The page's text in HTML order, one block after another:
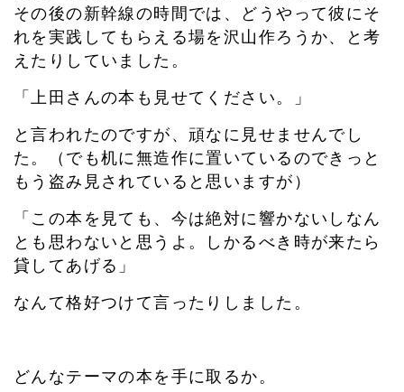
その後の新幹線の時間では、どうやって彼にそ
れを実践してもらえる場を沢山作ろうか、と考
えたりしていました。
「上田さんの本も見せてください。」
と言われたのですが、頑なに見せませんでし
た。（でも机に無造作に置いているのできっと
もう盗み見されていると思いますが）
「この本を見ても、今は絶対に響かないしなん
とも思わないと思うよ。しかるべき時が来たら
貸してあげる」
なんて格好つけて言ったりしました。
どんなテーマの本を手に取るか。